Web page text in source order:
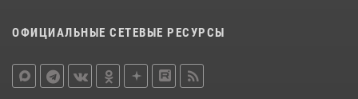
ОФИЦИАЛЬНЫЕ СЕТЕВЫЕ РЕСУРСЫ